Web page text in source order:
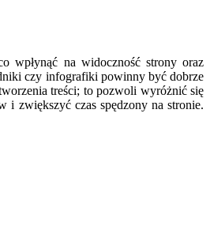
wpłynąć na widoczność strony oraz
czy infografiki powinny być dobrze
treści; to pozwoli wyróżnić się
i zwiększyć czas spędzony na stronie.